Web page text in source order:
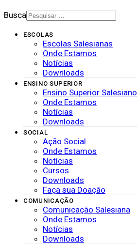
Busca
ESCOLAS
Escolas Salesianas
Onde Estamos
Notícias
Downloads
ENSINO SUPERIOR
Ensino Superior Salesiano
Onde Estamos
Notícias
Downloads
SOCIAL
Ação Social
Onde Estamos
Notícias
Cursos
Downloads
Faça sua Doação
COMUNICAÇÃO
Comunicação Salesiana
Onde Estamos
Notícias
Downloads